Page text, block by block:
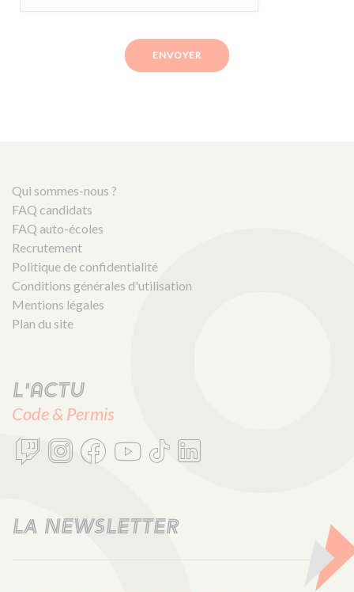
ENVOYER
Qui sommes-nous ?
FAQ candidats
FAQ auto-écoles
Recrutement
Politique de confidentialité
Conditions générales d'utilisation
Mentions légales
Plan du site
L'actu
Code & Permis
LA NEWSLETTER